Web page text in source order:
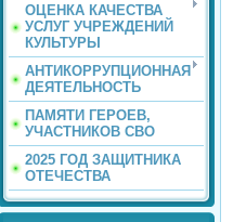
ОЦЕНКА КАЧЕСТВА
УСЛУГ УЧРЕЖДЕНИЙ
КУЛЬТУРЫ
АНТИКОРРУПЦИОННАЯ
ДЕЯТЕЛЬНОСТЬ
ПАМЯТИ ГЕРОЕВ,
УЧАСТНИКОВ СВО
2025 ГОД ЗАЩИТНИКА
ОТЕЧЕСТВА